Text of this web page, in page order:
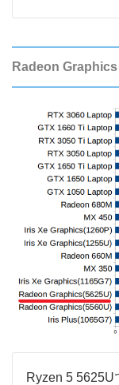
Radeon Graphics
Ryzen 5 5625U